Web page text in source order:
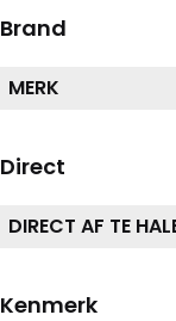
Brand
MERK
Direct
DIRECT AF TE
Kenmerk